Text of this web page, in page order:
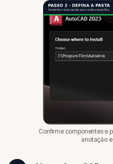
Confirme componentes e
anotação